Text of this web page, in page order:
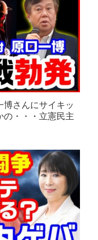
博さんにサイキッ
の・・・立憲民主